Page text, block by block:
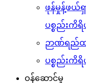
ဖုန်မှုန့်ဖယ်ရှ
ပစ္စည်းကိရိ
ဉာဏ်ရည်ထ
ပစ္စည်းကိရိ
ဝန်ဆောင်မှု